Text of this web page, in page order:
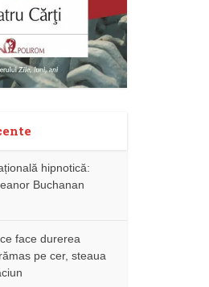
hipnotică:
Buchanan
face durerea
pe cer, steaua